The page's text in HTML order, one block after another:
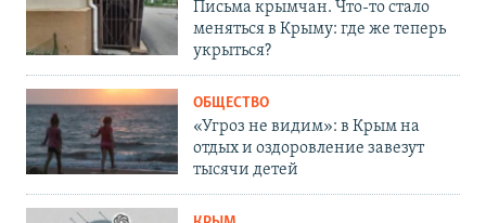
Письма крымчан. Что-то стало
меняться в Крыму: где же теперь
укрыться?
ОБЩЕСТВО
«Угроз не видим»: в Крым на
отдых и оздоровление завезут
тысячи детей